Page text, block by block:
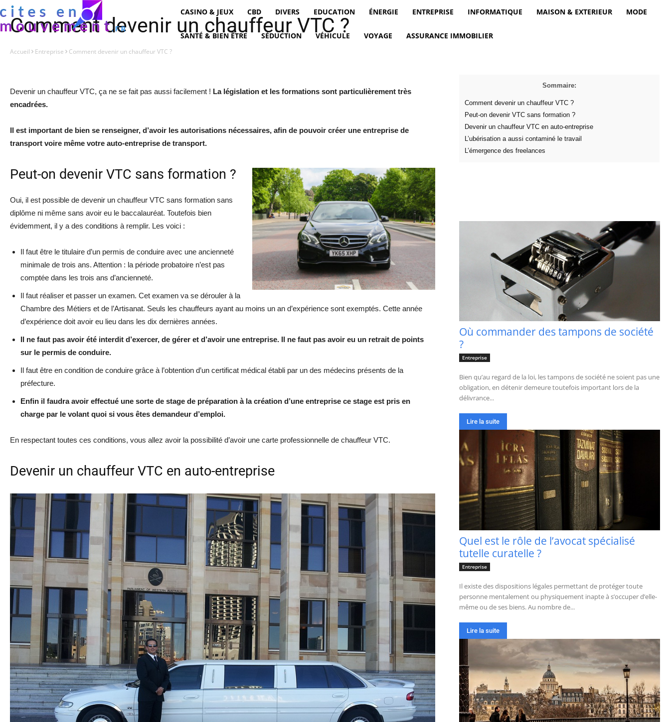
CASINO & JEUX CBD DIVERS EDUCATION ÉNERGIE ENTREPRISE INFORMATIQUE MAISON & EXTERIEUR MODE
SANTÉ & BIEN ÊTRE SÉDUCTION VÉHICULE VOYAGE ASSURANCE IMMOBILIER
Comment devenir un chauffeur VTC ?
Accueil Entreprise Comment devenir un chauffeur VTC ?
Devenir un chauffeur VTC, ça ne se fait pas aussi facilement ! La législation et les formations sont particulièrement très
encadrées.
Il est important de bien se renseigner, d’avoir les autorisations nécessaires, afin de pouvoir créer une entreprise de
transport voire même votre auto-entreprise de transport.
Peut-on devenir VTC sans formation ?
Oui, il est possible de devenir un chauffeur VTC sans formation sans
diplôme ni même sans avoir eu le baccalauréat. Toutefois bien
évidemment, il y a des conditions à remplir. Les voici :
Il faut être le titulaire d’un permis de conduire avec une ancienneté
minimale de trois ans. Attention : la période probatoire n’est pas
comptée dans les trois ans d’ancienneté.
Il faut réaliser et passer un examen. Cet examen va se dérouler à la
Chambre des Métiers et de l’Artisanat. Seuls les chauffeurs ayant au moins un an d’expérience sont exemptés. Cette année
d’expérience doit avoir eu lieu dans les dix dernières années.
Il ne faut pas avoir été interdit d’exercer, de gérer et d’avoir une entreprise. Il ne faut pas avoir eu un retrait de points
sur le permis de conduire.
Il faut être en condition de conduire grâce à l’obtention d’un certificat médical établi par un des médecins présents de la
préfecture.
Enfin il faudra avoir effectué une sorte de stage de préparation à la création d’une entreprise ce stage est pris en
charge par le volant quoi si vous êtes demandeur d’emploi.
En respectant toutes ces conditions, vous allez avoir la possibilité d’avoir une carte professionnelle de chauffeur VTC.
Devenir un chauffeur VTC en auto-entreprise
Sommaire:
Comment devenir un chauffeur VTC ?
Peut-on devenir VTC sans formation ?
Devenir un chauffeur VTC en auto-entreprise
L’ubérisation a aussi contaminé le travail
L’émergence des freelances
Où commander des tampons de société
?
Entreprise
Bien qu’au regard de la loi, les tampons de société ne soient pas une
obligation, en détenir demeure toutefois important lors de la
délivrance...
Lire la suite
Quel est le rôle de l’avocat spécialisé
tutelle curatelle ?
Entreprise
Il existe des dispositions légales permettant de protéger toute
personne mentalement ou physiquement inapte à s’occuper d’elle-
même ou de ses biens. Au nombre de...
Lire la suite